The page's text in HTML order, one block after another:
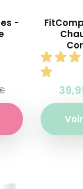
-
Prix
habituel
Prix
soldé